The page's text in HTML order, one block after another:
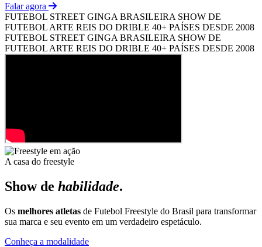
Falar agora
FUTEBOL STREET GINGA BRASILEIRA SHOW DE
FUTEBOL ARTE REIS DO DRIBLE 40+ PAÍSES DESDE 2008
FUTEBOL STREET GINGA BRASILEIRA SHOW DE
FUTEBOL ARTE REIS DO DRIBLE 40+ PAÍSES DESDE 2008
A casa do freestyle
Show de habilidade.
Os melhores atletas de Futebol Freestyle do Brasil para transformar
sua marca e seu evento em um verdadeiro espetáculo.
Conheça a modalidade